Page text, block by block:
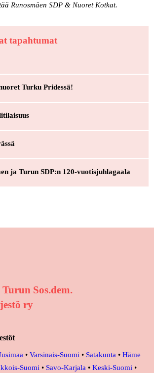
Runosmäen SDP & Nuoret Kotkat.
tapahtumat
Turku Pridessä!
ja Turun SDP:n 120-vuotisjuhlagaala
Sos.dem.
ry
• Varsinais-Suomi • Satakunta • Häme
Suomi • Savo-Karjala • Keski-Suomi •